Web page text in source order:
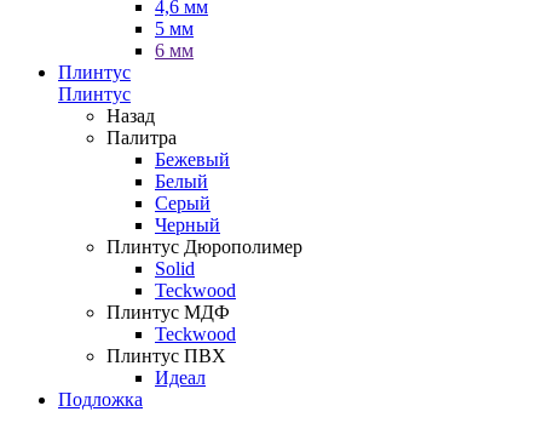
4,6 мм
5 мм
6 мм
Плинтус
Плинтус
Назад
Палитра
Бежевый
Белый
Серый
Черный
Плинтус Дюрополимер
Solid
Teckwood
Плинтус МДФ
Teckwood
Плинтус ПВХ
Идеал
Подложка